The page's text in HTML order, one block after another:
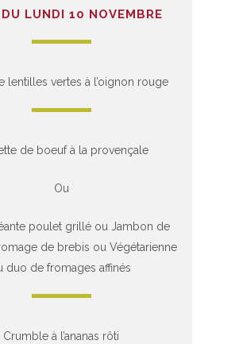
DU LUNDI 10 NOVEMBRE
lentilles vertes à l’oignon rouge
de boeuf à la provençale
Ou
poulet grillé ou Jambon de
de brebis ou Végétarienne
duo de fromages affinés
Crumble à l’ananas rôti